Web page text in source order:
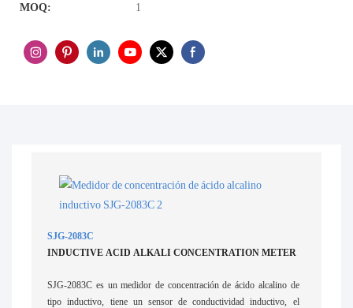
MOQ: 1
SJG-2083C
INDUCTIVE ACID ALKALI CONCENTRATION METER
SJG-2083C es un medidor de concentración de ácido alcalino de
tipo inductivo, tiene un sensor de conductividad inductivo, el